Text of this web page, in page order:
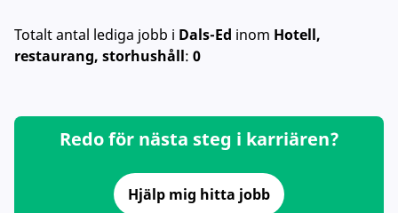
Totalt antal lediga jobb i Dals-Ed inom Hotell,
restaurang, storhushåll: 0
Redo för nästa steg i karriären?
Hjälp mig hitta jobb